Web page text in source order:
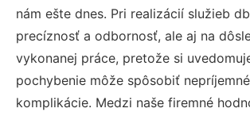
nám ešte dnes. Pri realizácií služieb
precíznosť a odbornosť, ale aj na
vykonanej práce, pretože si
pochybenie môže spôsobiť
komplikácie. Medzi naše firemné